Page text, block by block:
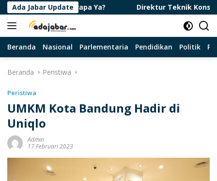
Langsung
ke
konten
Ada Jabar Update
Berapa Ya? Direktur Teknik Konservasi Tanah
Beranda Nasional Parlementaria Pendidikan Politik
Beranda Peristiwa
Peristiwa
UMKM Kota Bandung Hadir di
Uniqlo
Admin
17 Februari 2023